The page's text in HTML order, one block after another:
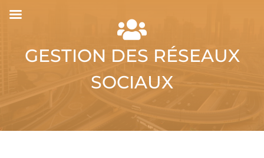

GESTION DES RÉSEAUX
SOCIAUX